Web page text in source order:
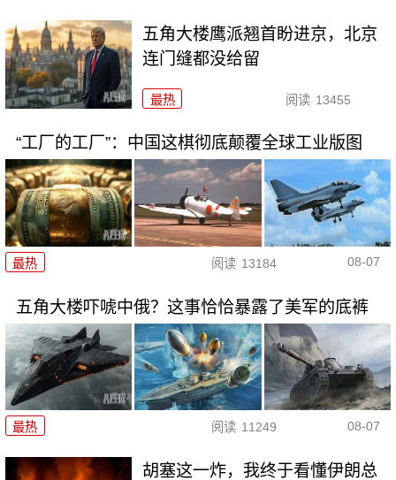
五角大楼鹰派翘首盼进京，北京
连门缝都没给留
最热 阅读 13455
“工厂的工厂”：中国这棋彻底颠覆全球工业版图
最热 阅读 13184 08-07
五角大楼吓唬中俄？这事恰恰暴露了美军的底裤
最热 阅读 11249 08-07
胡塞这一炸，我终于看懂伊朗总